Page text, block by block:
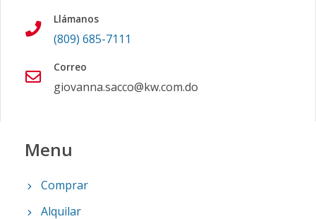
Llámanos
(809) 685-7111
Correo
giovanna.sacco@kw.com.do
Menu
Comprar
Alquilar